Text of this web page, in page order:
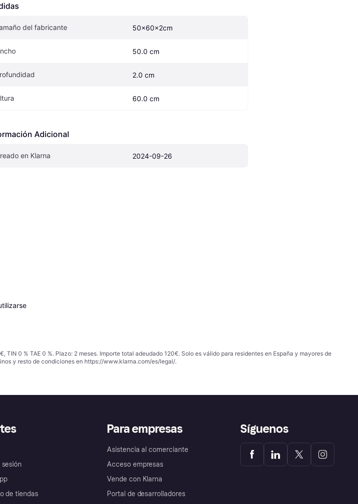
del fabricante 50x60x2cm
50.0 cm
2.0 cm
60.0 cm
Adicional
en Klarna 2024-09-26
0 % TAE 0 %. Plazo: 2 meses. Importe total adeudado 120€. Solo es válido para residentes en España y mayores de
y resto de condiciones en https://www.klarna.com/es/legal/.
sesión
de tiendas
Para empresas
Asistencia al comerciante
Acceso empresas
Vende con Klarna
Portal de desarrolladores
Síguenos